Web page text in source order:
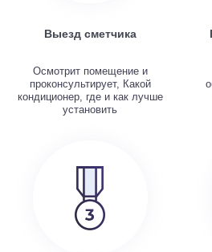
Выезд сметчика
Осмотрит помещение и
проконсультирует, Какой
кондиционер, где и как лучше
установить